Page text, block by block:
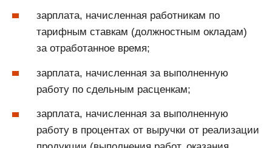
зарплата, начисленная работникам по
тарифным ставкам (должностным окладам)
за отработанное время;
зарплата, начисленная за выполненную
работу по сдельным расценкам;
зарплата, начисленная за выполненную
работу в процентах от выручки от реализации